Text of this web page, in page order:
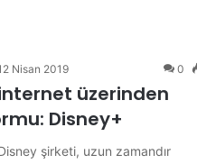
Nisan 2019 0
üzerinden
Disney+
şirketi, uzun zamandır